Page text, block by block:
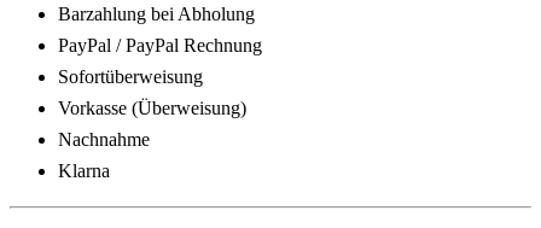
Barzahlung bei Abholung
PayPal / PayPal Rechnung
Sofortüberweisung
Vorkasse (Überweisung)
Nachnahme
Klarna